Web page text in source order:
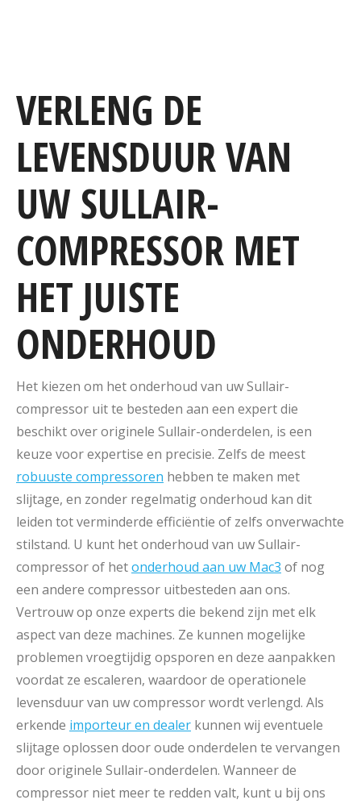
VERLENG DE
LEVENSDUUR VAN
UW SULLAIR-
COMPRESSOR MET
HET JUISTE
ONDERHOUD
Het kiezen om het onderhoud van uw Sullair-
compressor uit te besteden aan een expert die
beschikt over originele Sullair-onderdelen, is een
keuze voor expertise en precisie. Zelfs de meest
robuuste compressoren hebben te maken met
slijtage, en zonder regelmatig onderhoud kan dit
leiden tot verminderde efficiëntie of zelfs onverwachte
stilstand. U kunt het onderhoud van uw Sullair-
compressor of hetonderhoud aan uw Mac3 of nog
een andere compressor uitbesteden aan ons.
Vertrouw op onze experts die bekend zijn met elk
aspect van deze machines. Ze kunnen mogelijke
problemen vroegtijdig opsporen en deze aanpakken
voordat ze escaleren, waardoor de operationele
levensduur van uw compressor wordt verlengd. Als
erkende importeur en dealer kunnen wij eventuele
slijtage oplossen door oude onderdelen te vervangen
door originele Sullair-onderdelen. Wanneer de
compressor niet meer te redden valt, kunt u bij ons